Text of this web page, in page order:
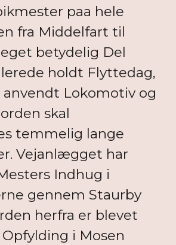
paa hele
fra Middelfart til
betydelig Del
holdt Flyttedag,
Lokomotiv og
skal
temmelig lange
Vejanlægget har
Indhug i
gennem Staurby
herfra er blevet
i Mosen